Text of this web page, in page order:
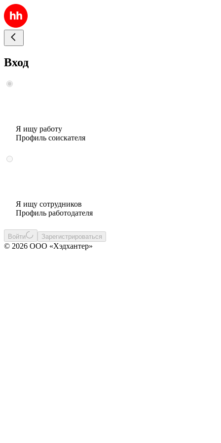
Вход
Я ищу работу
Профиль соискателя
Я ищу сотрудников
Профиль работодателя
Войти Зарегистрироваться
© 2026 ООО «Хэдхантер»